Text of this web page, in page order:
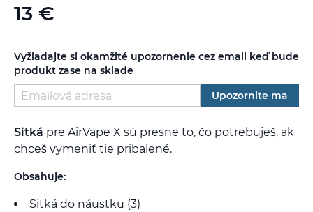
13 €
Vyžiadajte si okamžité upozornenie cez email keď bude
produkt zase na sklade
Upozornite ma
Sitká pre AirVape X sú presne to, čo potrebuješ, ak
chceš vymeniť tie pribalené.
Obsahuje:
Sitká do náustku (3)
obrázkov